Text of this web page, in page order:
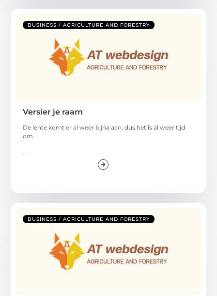
BUSINESS / AGRICULTURE AND FORESTRY
Versier je raam
De lente komt er al weer bijna aan, dus het is al weer tijd
om
BUSINESS / AGRICULTURE AND FORESTRY